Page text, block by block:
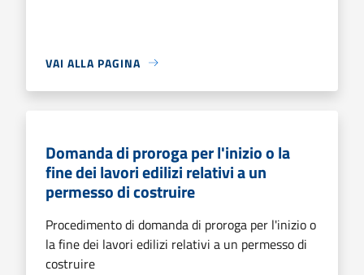
VAI ALLA PAGINA
Domanda di proroga per l'inizio o la
fine dei lavori edilizi relativi a un
permesso di costruire
Procedimento di domanda di proroga per l'inizio o
la fine dei lavori edilizi relativi a un permesso di
costruire